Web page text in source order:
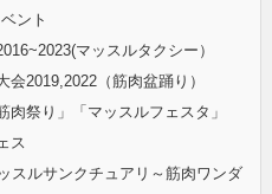
ント
マッスルタクシー）
会2019,2022（筋肉盆踊り）
肉祭り」「マッスルフェスタ」
ス
スルサンクチュアリ～筋肉ワンダ